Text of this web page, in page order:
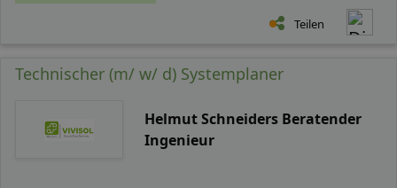
Teilen
Technischer (m/ w/ d) Systemplaner
Helmut Schneiders Beratender
Ingenieur